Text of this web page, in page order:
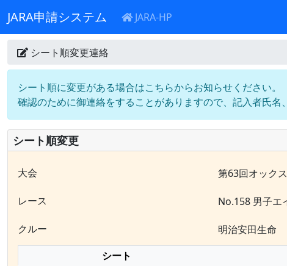
JARA申請システム JARA-HP
シート順変更連絡
シート順に変更がある場合はこちらからお知らせください。
確認のために御連絡をすることがありますので、記入者氏名
シート順変更
大会 第63回オック
レース No.158 男子エ
クルー
明治安田生命
シート